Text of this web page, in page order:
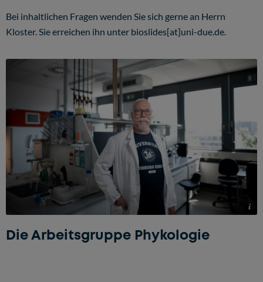
Bei inhaltlichen Fragen wenden Sie sich gerne an Herrn
Kloster. Sie erreichen ihn unter bioslides[at]uni-due.de.
(c) UDE/Fabian Strauch
Die Arbeitsgruppe Phykologie